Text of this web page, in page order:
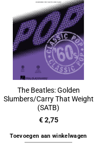
The Beatles: Golden
Slumbers/Carry That Weight
(SATB)
€2,75
Toevoegen aan winkelwagen